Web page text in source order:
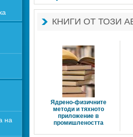
на
КНИГИ ОТ ТОЗИ
Ядрено-физичните
методи и тяхното
приложение в
промишлеността